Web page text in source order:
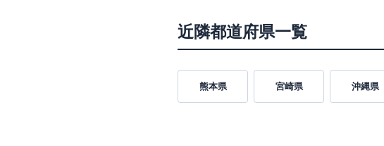
近隣都道府県一覧
熊本県 宮崎県 沖縄県